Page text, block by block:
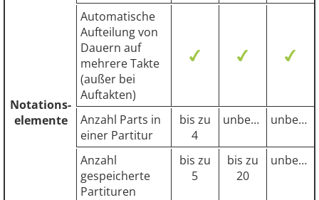
Notations-
elemente
Automatische
Aufteilung von
Dauern auf
mehrere Takte
(außer bei
Auftakten)
Anzahl Parts in
einer Partitur
bis zu
4
unbegrenzt unbegrenzt
Anzahl
gespeicherte
Partituren
bis zu
5
bis zu
20
unbegrenzt